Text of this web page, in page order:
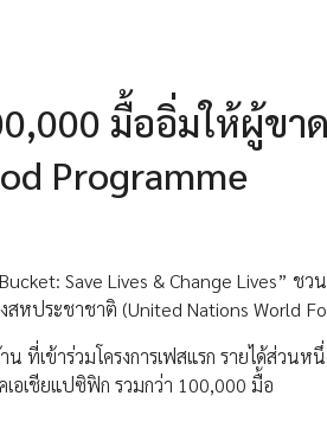
มื้ออิ่มให้ผู้ขา
Programme
Save Lives & Change Lives” ช
หประชาชาติ (United Nations World
ที่เข้าร่วมโครงการเฟสแรก รายได้ส่วน
อเชียแปซิฟิก รวมกว่า 100,000 มื้อ